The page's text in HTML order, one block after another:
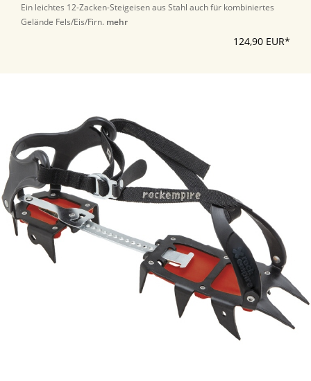
Ein leichtes 12-Zacken-Steigeisen aus Stahl auch für kombiniertes
Gelände Fels/Eis/Firn. mehr
124,90 EUR*